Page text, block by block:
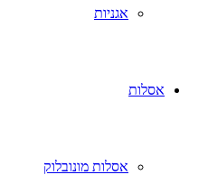
אגניות
אסלות
אסלות מונובלוק